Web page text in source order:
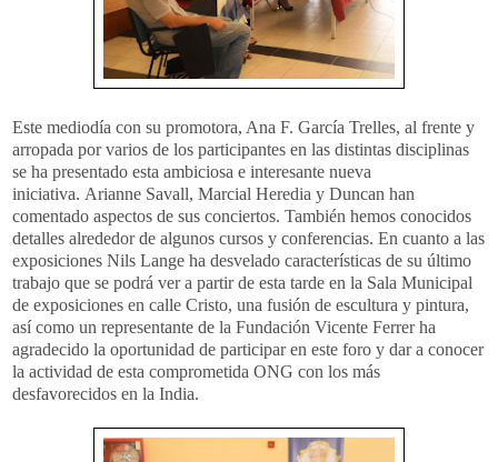
Este mediodía con su promotora, Ana F. García Trelles, al frente y
arropada por varios de los participantes en las distintas disciplinas
se ha presentado esta ambiciosa e interesante nueva
iniciativa. Arianne Savall, Marcial Heredia y Duncan han
comentado aspectos de sus conciertos. También hemos conocidos
detalles alrededor de algunos cursos y conferencias. En cuanto a las
exposiciones Nils Lange ha desvelado características de su último
trabajo que se podrá ver a partir de esta tarde en la Sala Municipal
de exposiciones en calle Cristo, una fusión de escultura y pintura,
así como un representante de la Fundación Vicente Ferrer ha
agradecido la oportunidad de participar en este foro y dar a conocer
la actividad de esta comprometida ONG con los más
desfavorecidos en la India.